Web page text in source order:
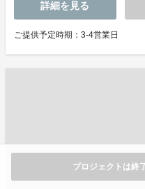
プロジェクトは終
詳細を見る
ご提供予定時期：3-4営業日